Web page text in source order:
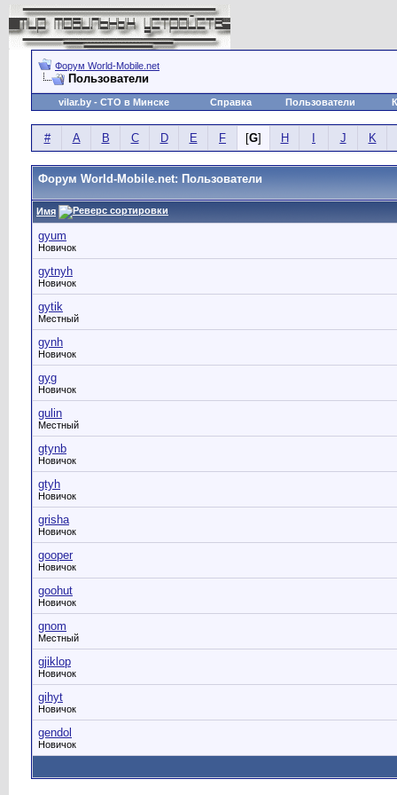
Форум World-Mobile.net
Пользователи
vilar.by - СТО в Минске Справка Пользователи
# A B C D E F [G] H J K
Форум World-Mobile.net: Пользователи
Имя
gyum
Новичок
gytnyh
Новичок
gytik
Местный
gynh
Новичок
gyg
Новичок
gulin
Местный
gtynb
Новичок
gtyh
Новичок
grisha
Новичок
gooper
Новичок
goohut
Новичок
gnom
Местный
gjiklop
Новичок
gihyt
Новичок
gendol
Новичок